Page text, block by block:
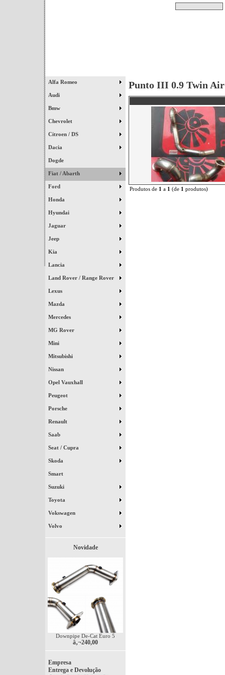
Alfa Romeo
Audi
Bmw
Chevrolet
Citroen / DS
Dacia
Dogde
Fiat / Abarth
Ford
Honda
Hyundai
Jaguar
Jeep
Kia
Lancia
Land Rover / Range Rover
Lexus
Mazda
Mercedes
MG Rover
Mini
Mitsubishi
Nissan
Opel Vauxhall
Peugeot
Porsche
Renault
Saab
Seat / Cupra
Skoda
Smart
Suzuki
Toyota
Vokswagen
Volvo
Novidade
Downpipe De-Cat Euro 5
â‚¬240,00
Empresa
Entrega e Devolução
Punto III 0.9 Twin Air
Produtos de 1 a 1 (de 1 produtos)